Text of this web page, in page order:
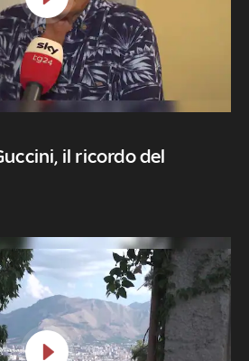
il ricordo del